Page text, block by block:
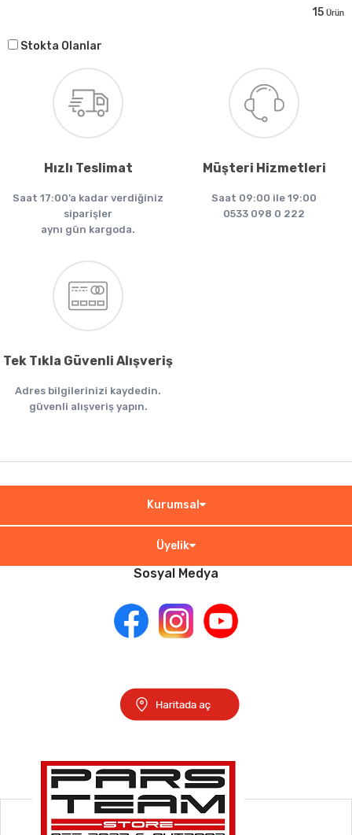
15 Ürün
Stokta Olanlar
Hızlı Teslimat
Saat 17:00’a kadar verdiğiniz
siparişler
aynı gün kargoda.
Müşteri Hizmetleri
Saat 09:00 ile 19:00
0533 098 0 222
Tek Tıkla Güvenli Alışveriş
Adres bilgilerinizi kaydedin.
güvenli alışveriş yapın.
Kurumsal
Üyelik
Sosyal Medya